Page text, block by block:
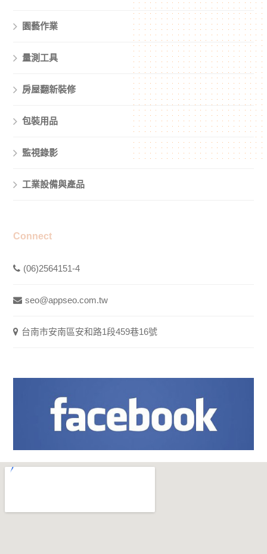
園藝作業
量測工具
房屋翻新裝修
包裝用品
監視錄影
工業設備與產品
Connect
(06)2564151-4
seo@appseo.com.tw
台南市安南區安和路1段459巷16號